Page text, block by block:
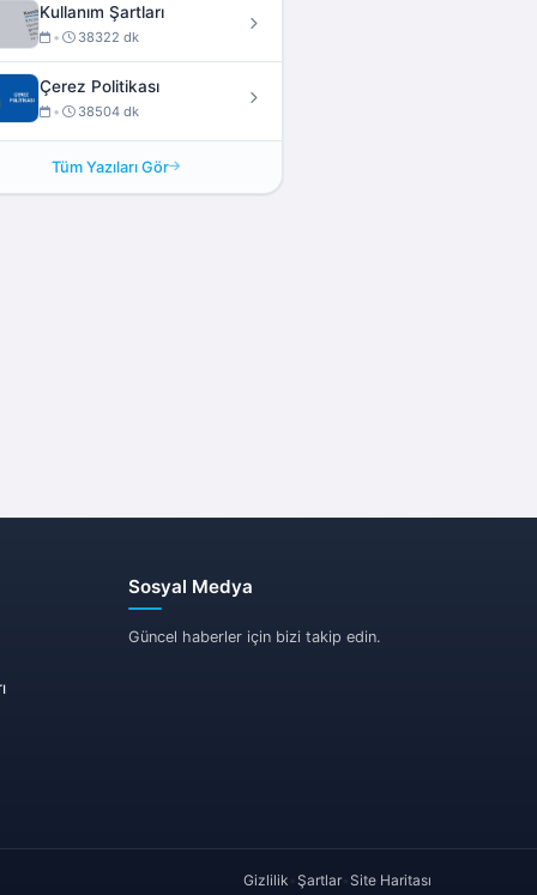
Kullanım Şartları
• 38322 dk
Çerez Politikası
• 38504 dk
Tüm Yazıları Gör
Sosyal Medya
Güncel haberler için bizi takip edin.
Gizlilik Şartlar Site Haritası